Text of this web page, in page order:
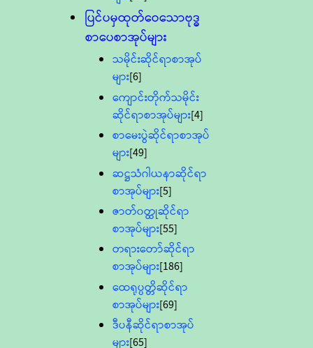
ပြင်ပမှထုတ်ဝေသောဗုဒ္ဓ
စာပေစာအုပ်များ
သမိုင်းဆိုင်ရာစာအုပ်
များ[6]
ကျောင်းတိုက်သမိုင်း
ဆိုင်ရာစာအုပ်များ[4]
စာမေးပွဲဆိုင်ရာစာအုပ်
များ[49]
ဆဋ္ဌသံဂါယနာဆိုင်ရာ
စာအုပ်များ[5]
ဇာတ်၀တ္ထုဆိုင်ရာ
စာအုပ်များ[55]
တရားတော်ဆိုင်ရာ
စာအုပ်များ[186]
ထေရုပ္ပတ္တိဆိုင်ရာ
စာအုပ်များ[69]
ဒီပနီဆိုင်ရာစာအုပ်
များ[65]